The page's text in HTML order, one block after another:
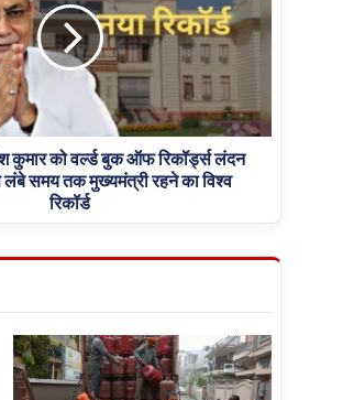
कुमार को वर्ल्ड बुक ऑफ रिकॉर्ड्स लंदन
समय तक मुख्यमंत्री रहने का विश्व
रिकॉर्ड